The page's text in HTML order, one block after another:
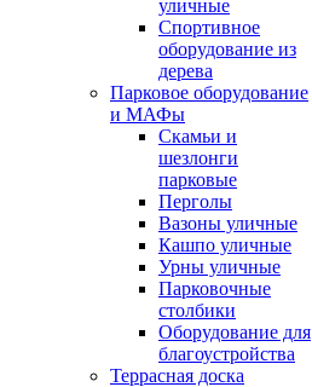
уличные
Спортивное
оборудование из
дерева
Парковое оборудование
и МАФы
Скамьи и
шезлонги
парковые
Перголы
Вазоны уличные
Кашпо уличные
Урны уличные
Парковочные
столбики
Оборудование для
благоустройства
Террасная доска